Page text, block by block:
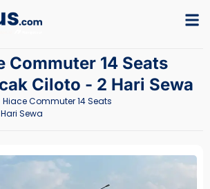
Commuter 14 Seats
Ciloto - 2 Hari Sewa
Hiace Commuter 14 Seats
Sewa